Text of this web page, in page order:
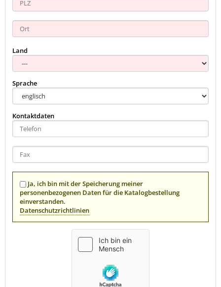
Land
Sprache
Kontaktdaten
personenbezogenen Daten für die Katalogbestellung
einverstanden.
Datenschutzrichtlinien